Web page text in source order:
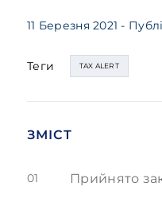
11 Березня 2021 -
Теги TAX ALERT
ЗМІСТ
01
Прийнято